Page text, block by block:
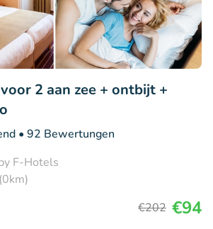
2 aan zee + ontbijt +
• 92 Bewertungen
F-Hotels
€202 €94